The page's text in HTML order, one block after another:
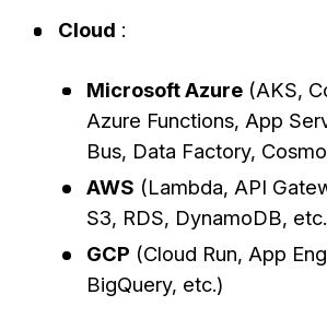
Cloud :
Microsoft Azure(AKS,
Azure Functions, App
Bus, Data Factory,
AWS (Lambda, API
S3, RDS, DynamoDB,
GCP (Cloud Run, App
BigQuery, etc.)